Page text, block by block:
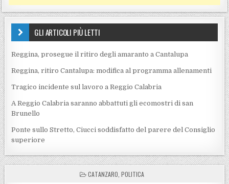
GLI ARTICOLI PIÙ LETTI
Reggina, prosegue il ritiro degli amaranto a Cantalupa
Reggina, ritiro Cantalupa: modifica al programma allenamenti
Tragico incidente sul lavoro a Reggio Calabria
A Reggio Calabria saranno abbattuti gli ecomostri di san
Brunello
Ponte sullo Stretto, Ciucci soddisfatto del parere del Consiglio
superiore
POSTED IN
CATANZARO POLITICA